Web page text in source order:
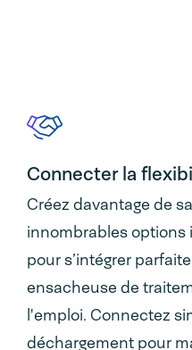
Connecter la
Créez davantage de
innombrables options
pour s’intégrer
ensacheuse de
l'emploi. Connectez
déchargement pour